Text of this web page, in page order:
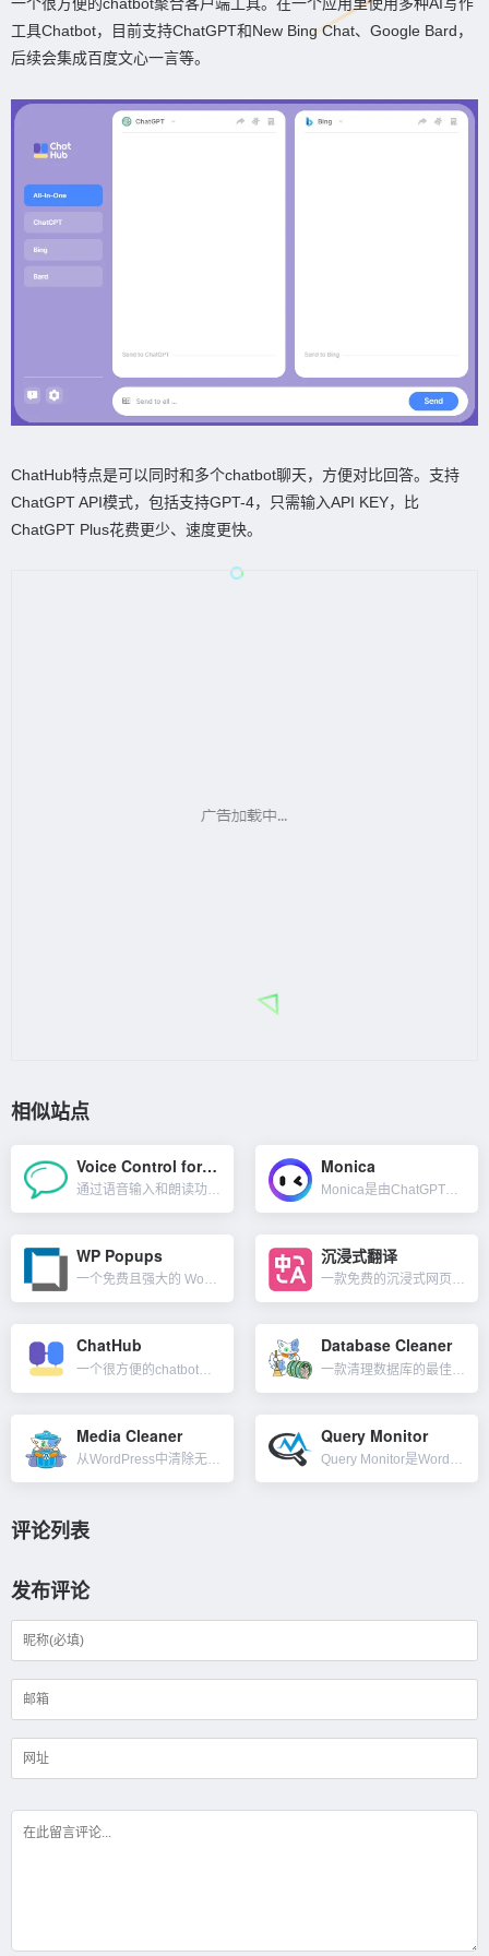
工具Chatbot，目前支持ChatGPT和New Bing Chat、Google Bard，
后续会集成百度文心一言等。
ChatHub特点是可以同时和多个chatbot聊天，方便对比回答。支持
ChatGPT API模式，包括支持GPT-4，只需输入API KEY，比
ChatGPT Plus花费更少、速度更快。
相似站点
Voice Control for ChatGPT
通过语音输入和朗读功能增强你的ChatGPT体验。借助Voice Control浏览器扩展插件，你可以轻松地与GPT进行语音对话。简单讲就是你可以输入语音让ChatGPT回答你的内容，而不只是输入文本...
Monica
Monica是由ChatGPT提供动力的AI助手，一款Chrome与Edge浏览器扩展程序。可以与Monica随时随地聊天、文本写作，帮助你轻松创建文案。支持GPT-4与文本生图，不过需要月付费。Mo...
WP Popups
一个免费且强大的 WordPress 弹窗插件工具。通过简单的模板及设置即可创建和自定义弹出窗口，比如弹出文本通知、弹出图片+文字、弹出表单框等，可加超链接，还可以设置在哪个页面弹出窗口以及...
沉浸式翻译
一款免费的沉浸式网页双语翻译工具。支持 Deepl/Google/有道/腾讯翻译等多个翻译服务，支持 Firefox/Chrome/油猴脚本，亦可在 iOS Safari 上使用。可以智能识别网页主要...
ChatHub Database Cleaner
Media Cleaner Query Monitor
评论列表
发布评论